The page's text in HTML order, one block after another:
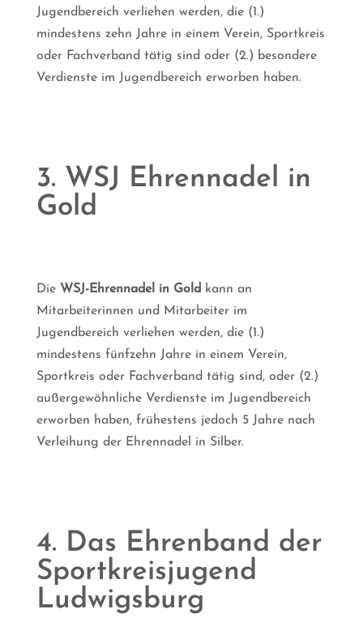
Jugendbereich verliehen werden, die (1.)
mindestens zehn Jahre in einem Verein, Sportkreis
oder Fachverband tätig sind oder (2.) besondere
Verdienste im Jugendbereich erworben haben.
3. WSJ Ehrennadel in
Gold
Die WSJ-Ehrennadel in Gold kann an
Mitarbeiterinnen und Mitarbeiter im
Jugendbereich verliehen werden, die (1.)
mindestens fünfzehn Jahre in einem Verein,
Sportkreis oder Fachverband tätig sind, oder (2.)
außergewöhnliche Verdienste im Jugendbereich
erworben haben, frühestens jedoch 5 Jahre nach
Verleihung der Ehrennadel in Silber.
4. Das Ehrenband der
Sportkreisjugend
Ludwigsburg